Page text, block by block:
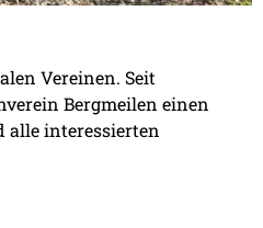
Vereinen. Seit
Bergmeilen einen
alle interessierten